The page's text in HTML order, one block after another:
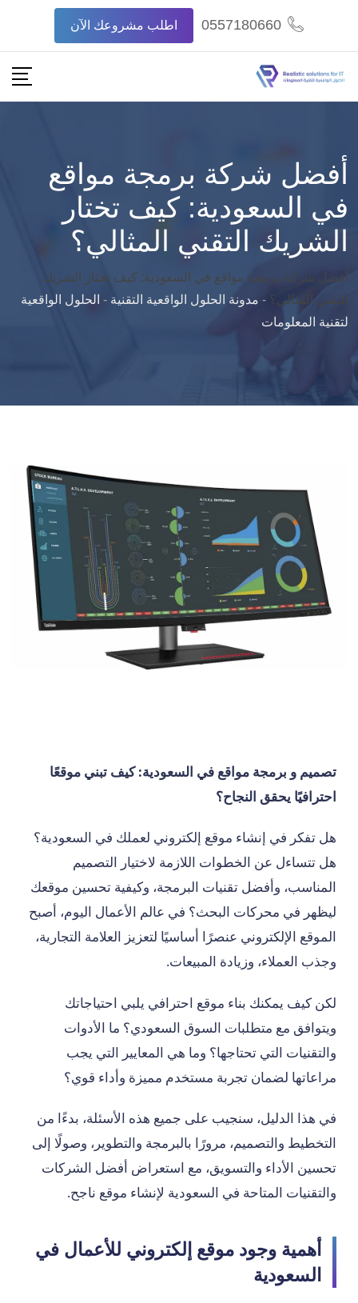
content
0557180660 اطلب مشروعك الآن
أفضل شركة برمجة مواقع
في السعودية: كيف تختار
الشريك التقني المثالي؟
أفضل شركة برمجة مواقع في السعودية: كيف تختار الشريك
التقني المثالي؟ - مدونة الحلول الواقعية التقنية - الحلول الواقعية
لتقنية المعلومات
تصميم و برمجة مواقع في السعودية: كيف تبني موقعًا
احترافيًا يحقق النجاح؟
هل تفكر في إنشاء موقع إلكتروني لعملك في السعودية؟
هل تتساءل عن الخطوات اللازمة لاختيار التصميم
المناسب، وأفضل تقنيات البرمجة، وكيفية تحسين موقعك
ليظهر في محركات البحث؟ في عالم الأعمال اليوم، أصبح
الموقع الإلكتروني عنصرًا أساسيًا لتعزيز العلامة التجارية،
وجذب العملاء، وزيادة المبيعات.
لكن كيف يمكنك بناء موقع احترافي يلبي احتياجاتك
ويتوافق مع متطلبات السوق السعودي؟ ما الأدوات
والتقنيات التي تحتاجها؟ وما هي المعايير التي يجب
مراعاتها لضمان تجربة مستخدم مميزة وأداء قوي؟
في هذا الدليل، سنجيب على جميع هذه الأسئلة، بدءًا من
التخطيط والتصميم، مرورًا بالبرمجة والتطوير، وصولًا إلى
تحسين الأداء والتسويق، مع استعراض أفضل الشركات
والتقنيات المتاحة في السعودية لإنشاء موقع ناجح.
أهمية وجود موقع إلكتروني للأعمال في
السعودية